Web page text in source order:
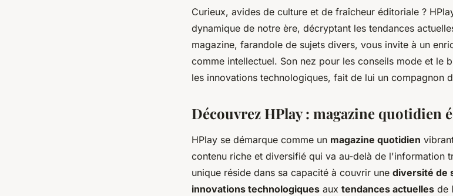
Curieux, avides de culture et de fraîcheur éditoriale ?
dynamique de notre ère, décryptant les tendances
magazine, farandole de sujets divers, vous invite à un
comme intellectuel. Son nez pour les conseils mode et le
les innovations technologiques, fait de lui un compagnon
Découvrez HPlay : magazine quotidien
HPlay se démarque comme un magazine quotidien
contenu riche et diversifié qui va au-delà de l'information
unique réside dans sa capacité à couvrir une diversité de
innovations technologiques aux tendances actuelles de